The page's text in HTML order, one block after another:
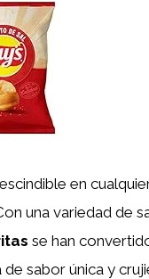
en
una variedad de
se han
sabor única y